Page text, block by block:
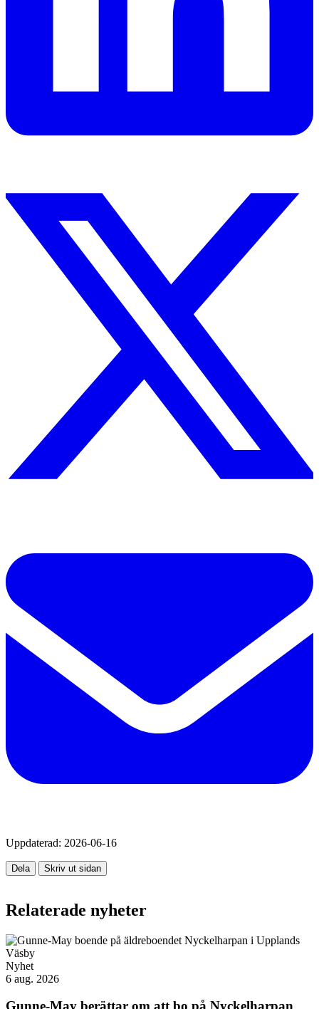
Uppdaterad: 2026-06-16
Dela Skriv ut sidan
Relaterade nyheter
Nyhet
6 aug. 2026